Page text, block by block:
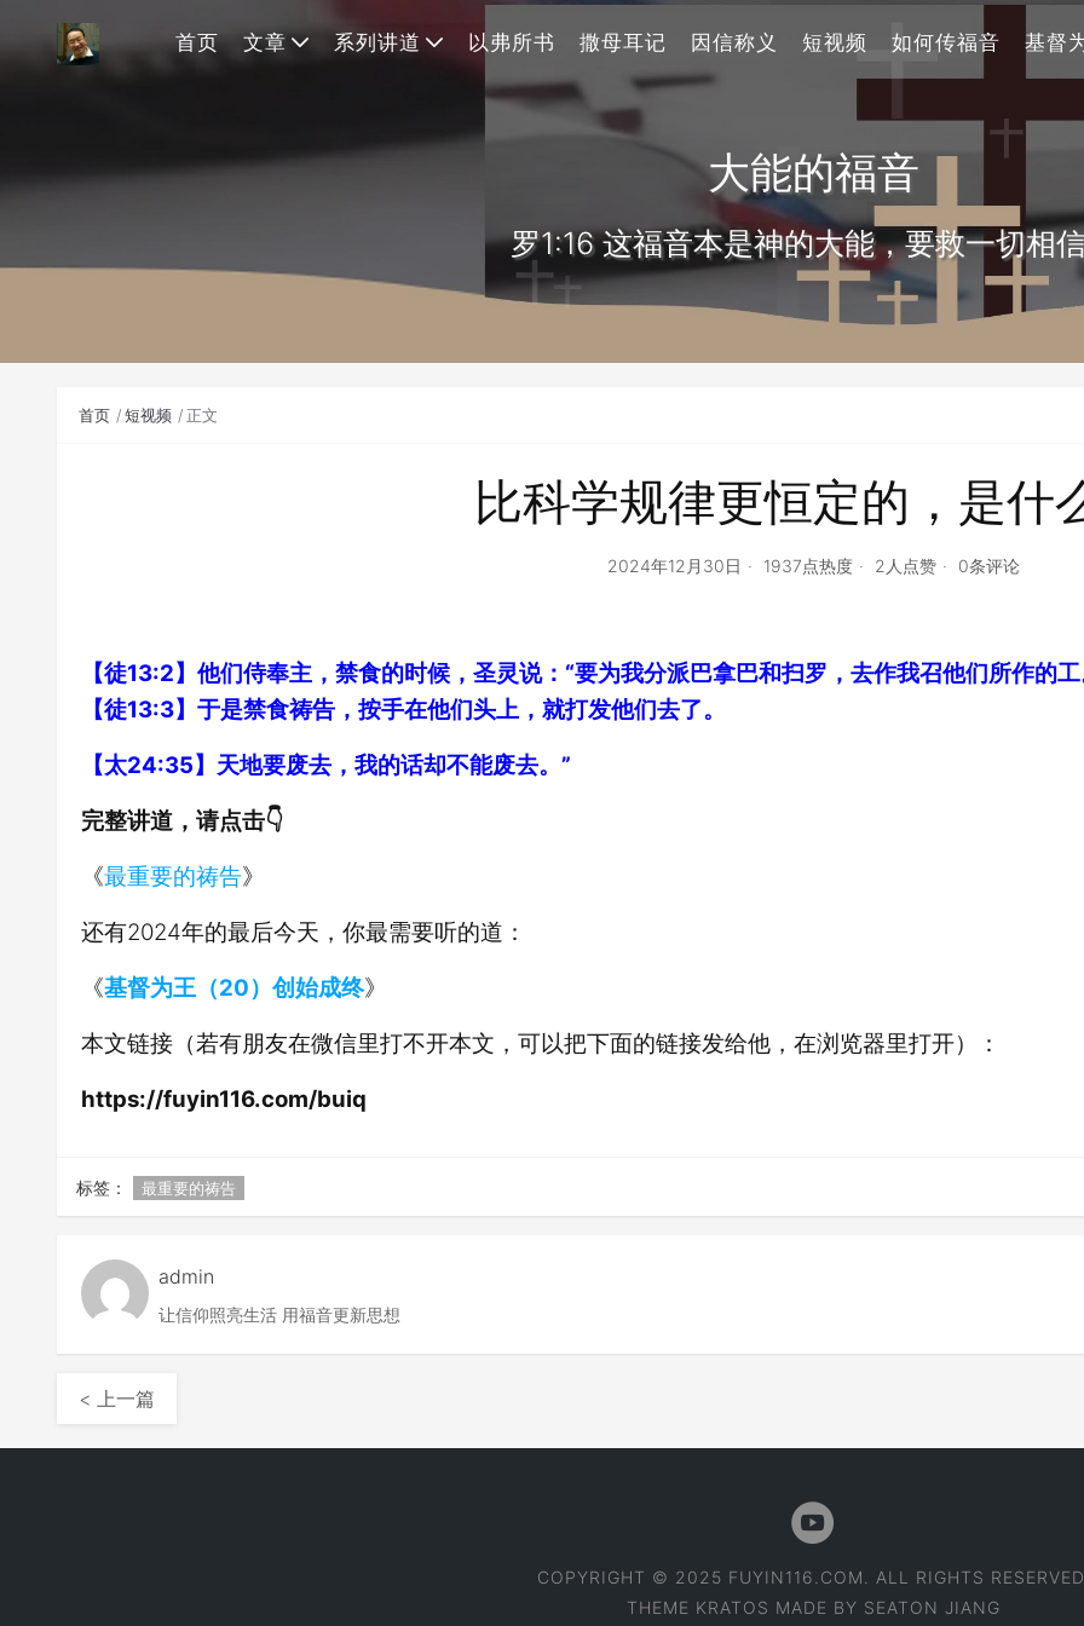
首页 文章 系列讲道 以弗所书 撒母耳记 因信称义 短视频 如何传福音 基督
大能的福音
罗1:16 这福音本是神的大能，要救一切相
首页 短视频 正文
比科学规律更恒定的，是什
2024年12月30日 1937点热度 2人点赞 0条评论
【徒13:2】他们侍奉主，禁食的时候，圣灵说：“要为我分派巴拿巴和扫罗，去作我召他们所作的工
【徒13:3】于是禁食祷告，按手在他们头上，就打发他们去了。
【太24:35】天地要废去，我的话却不能废去。”
完整讲道，请点击👇
《最重要的祷告》
还有2024年的最后今天，你最需要听的道：
《基督为王（20）创始成终》
本文链接（若有朋友在微信里打不开本文，可以把下面的链接发给他，在浏览器里打开）：
https://fuyin116.com/buiq
标签： 最重要的祷告
admin
让信仰照亮生活 用福音更新思想
< 上一篇
COPYRIGHT © 2025 FUYIN116.COM. ALL RIGHTS
THEME KRATOS MADE BY SEATON JIANG